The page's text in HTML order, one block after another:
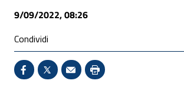
9/09/2022, 08:26
Condividi
Condividi su Facebook - Sito
X - Sito esterno - Apertura in
Invio Mail: apre il
Stampa pagina: